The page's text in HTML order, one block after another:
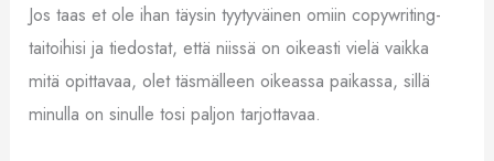
Jos taas et ole ihan täysin tyytyväinen omiin copywriting-
taitoihisi ja tiedostat, että niissä on oikeasti vielä vaikka
mitä opittavaa, olet täsmälleen oikeassa paikassa, sillä
minulla on sinulle tosi paljon tarjottavaa.